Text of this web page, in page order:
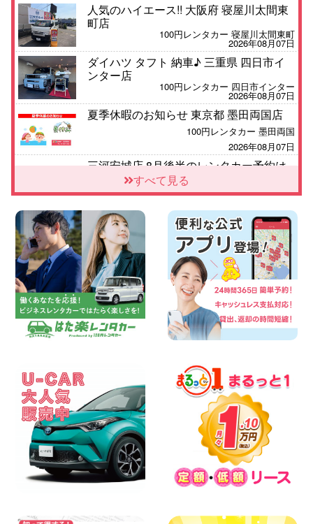
人気のハイエース!! 大阪府 寝屋川太間東
町店
100円レンタカー 寝屋川太間東町
2026年08月07日
ダイハツ タフト 納車♪ 三重県 四日市イ
ンター店
100円レンタカー 四日市インター
2026年08月07日
夏季休暇のお知らせ 東京都 墨田両国店
100円レンタカー 墨田両国
2026年08月07日
三河安城店 8月後半のレンタカー予約は
お早めに♪ルーミーご予約受付中です! 愛
知県 三河安城店
2026年08月07日
お盆シーズン空きあり!!100円レンタカー
兵庫駅前店OPEN!! 兵庫県 兵庫駅前店
100円レンタカー 兵庫駅前
2026年08月07日
夏季休暇のお知らせ 東京都 墨田文花店
100円レンタカー 墨田文花
2026年08月07日
8月 お盆休みのお知らせ 広島県 ベイシテ
横浜弥生台店限定!!夏季特別キャンペーン
のお知らせ!! 神奈川県 横浜弥生台店
100円レンタカー 横浜弥生台
2026年08月07日
お盆も休まず営業します! 神奈川県 横浜
旭南本宿町店
100円レンタカー 横浜旭南本宿町
2026年08月07日
お引越しに便利で最適!(禁煙車両) 香川県
100円レンタカー 坂出川津
すべて見る